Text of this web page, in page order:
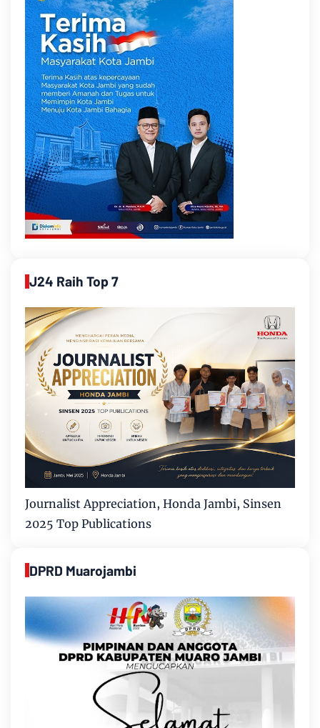
J24 Raih Top 7
Journalist Appreciation, Honda Jambi, Sinsen
2025 Top Publications
DPRD Muarojambi